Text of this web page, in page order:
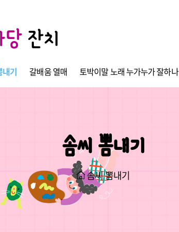
당잔치
내기 갈배움 열매 토박이말 노래 누가누가 잘하나
솜씨 뽐내기
솜씨 뽐내기